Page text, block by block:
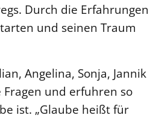
Durch die Erfahrungen
und seinen Traum
Angelina, Sonja, Jannik
und erfuhren so
ist. „Glaube heißt für